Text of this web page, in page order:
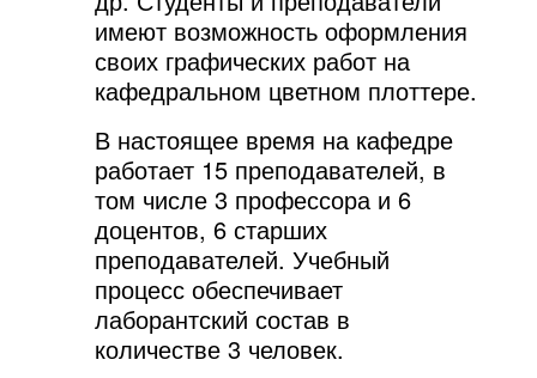
имеют возможность оформления
своих графических работ на
кафедральном цветном плоттере.
В настоящее время на кафедре
работает 15 преподавателей, в
том числе 3 профессора и 6
доцентов, 6 старших
преподавателей. Учебный
процесс обеспечивает
лаборантский состав в
количестве 3 человек.